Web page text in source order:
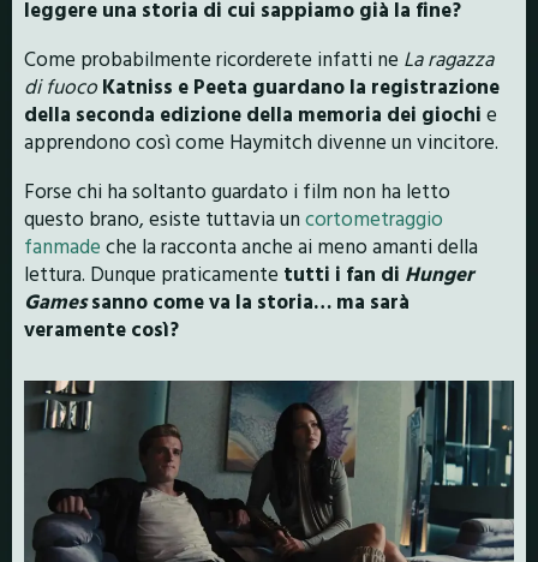
leggere una storia di cui sappiamo già la fine?
Come probabilmente ricorderete infatti ne La ragazza
di fuoco Katniss e Peeta guardano la registrazione
della seconda edizione della memoria dei giochi e
apprendono così come Haymitch divenne un vincitore.
Forse chi ha soltanto guardato i film non ha letto
questo brano, esiste tuttavia un cortometraggio
fanmade che la racconta anche ai meno amanti della
lettura. Dunque praticamente tutti i fan di Hunger
Gamessanno come va la storia… ma sarà
veramente così?